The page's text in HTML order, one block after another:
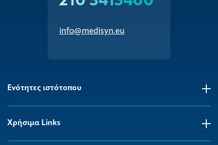
info@medisyn.eu
Ενότητες ιστότοπου
Χρήσιμα Links